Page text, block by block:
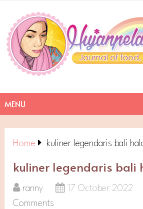
MENU
Home kuliner legendaris bali
kuliner legendaris bali
ranny 17 October 2022
Comments